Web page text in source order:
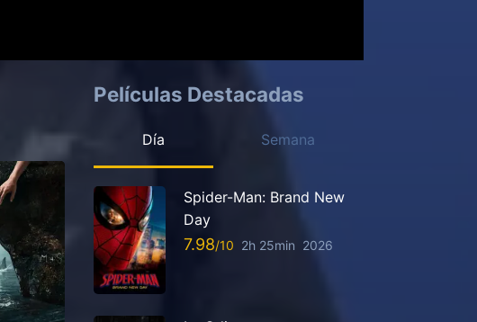
Películas Destacadas
Día Semana
Spider-Man: Brand New
Day
7.98 2h 25min 2026